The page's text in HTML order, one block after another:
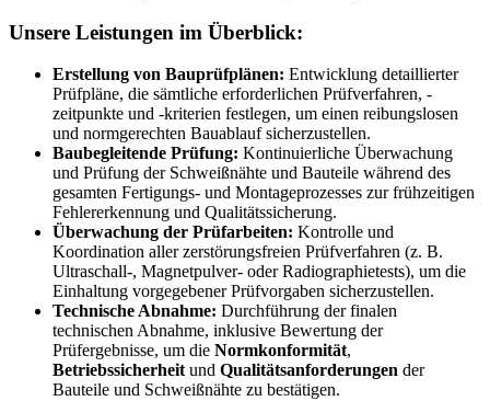
Unsere Leistungen im Überblick:
Erstellung von Bauprüfplänen: Entwicklung detaillierter
Prüfpläne, die sämtliche erforderlichen Prüfverfahren, -
zeitpunkte und -kriterien festlegen, um einen reibungslosen
und normgerechten Bauablauf sicherzustellen.
Baubegleitende Prüfung: Kontinuierliche Überwachung
und Prüfung der Schweißnähte und Bauteile während des
gesamten Fertigungs- und Montageprozesses zur frühzeitigen
Fehlererkennung und Qualitätssicherung.
Überwachung der Prüfarbeiten: Kontrolle und
Koordination aller zerstörungsfreien Prüfverfahren (z. B.
Ultraschall-, Magnetpulver- oder Radiographietests), um die
Einhaltung vorgegebener Prüfvorgaben sicherzustellen.
Technische Abnahme: Durchführung der finalen
technischen Abnahme, inklusive Bewertung der
Prüfergebnisse, um die Normkonformität,
Betriebssicherheit und Qualitätsanforderungen der
Bauteile und Schweißnähte zu bestätigen.